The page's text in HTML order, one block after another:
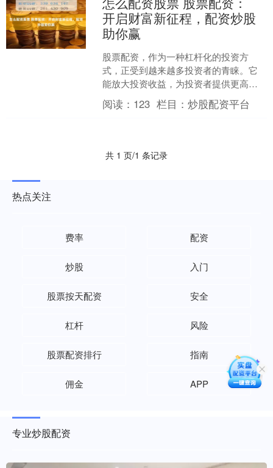
开启财富新征程，配资炒股
助你赢
股票配资，作为一种杠杆化的投资方
式，正受到越来越多投资者的青睐。它
能放大投资收益，为投资者提供更高的
收益空间。 1. 了解股票配资的基本原
理：了解股票配资是如何....
阅读： 123 栏目：炒股配资平台
共 1 页/1 条记录
热点关注
费率 配资
炒股 入门
股票按天配资 安全
杠杆 风险
股票配资排行 指南
佣金 APP
专业炒股配资